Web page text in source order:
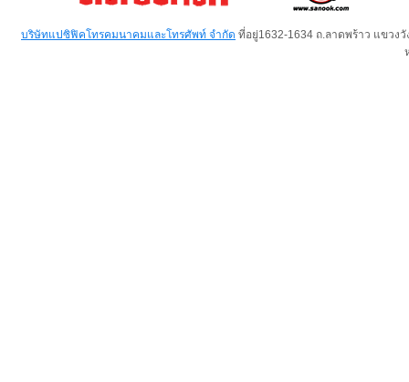
บริษัทแปซิฟิคโทรคมนาคมและโทรศัพท์ จำกัด ที่อยู่1632-1634 ถ.ลาดพร้าว แขวง